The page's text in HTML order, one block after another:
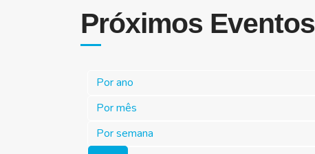
Próximos Eventos
Por ano
Por mês
Por semana